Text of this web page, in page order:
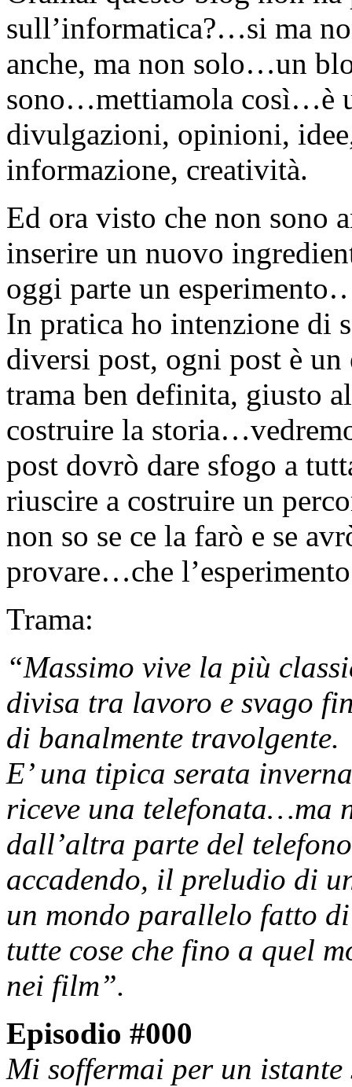
sull’informatica?…si ma
anche, ma non solo…un
sono…mettiamola così…è
divulgazioni, opinioni,
informazione, creatività.
Ed ora visto che non sono
inserire un nuovo
oggi parte un
In pratica ho intenzione di
diversi post, ogni post è
trama ben definita, giusto
costruire la
post dovrò dare sfogo a
riuscire a costruire un
non so se ce la farò e se
provare…che
Trama:
“Massimo vive la più
divisa tra lavoro e svago
di banalmente travolgente.
E’ una tipica serata
riceve una telefonata…ma
dall’altra parte del
accadendo, il preludio di
un mondo parallelo fatto
tutte cose che fino a quel
nei film”.
Episodio #000
Mi soffermai per un